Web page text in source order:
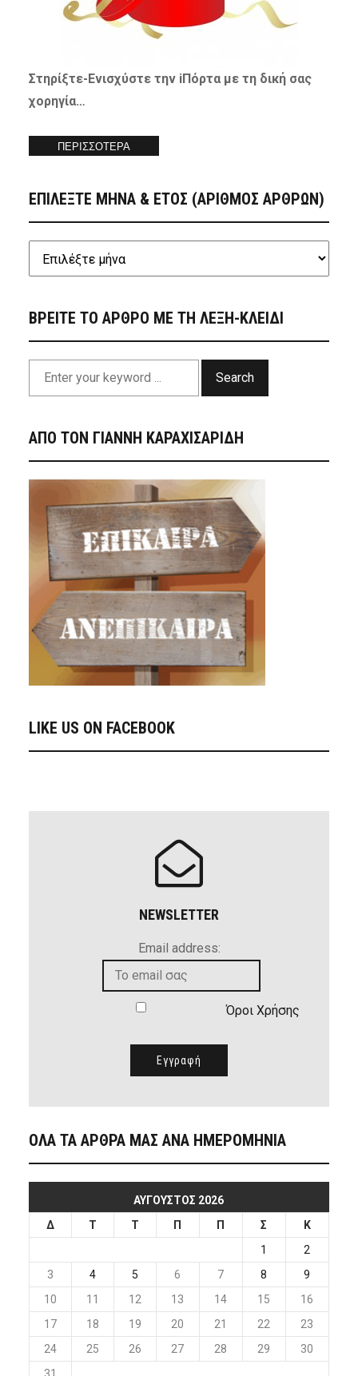
Στηρίξτε-Ενισχύστετην iΠόρτα με τη δική σας
χορηγία…
ΠΕΡΙΣΣΟΤΕΡΑ
ΕΠΙΛΕΞΤΕ ΜΗΝΑ & ΕΤΟΣ (ΑΡΙΘΜΟΣ ΑΡΘΡΩΝ)
ΒΡΕΙΤΕ ΤΟ ΑΡΘΡΟ ΜΕ ΤΗ ΛΕΞΗ-ΚΛΕΙΔΙ
Search
ΑΠΟ ΤΟΝ ΓΙΑΝΝΗ ΚΑΡΑΧΙΣΑΡΙΔΗ
LIKE US ON FACEBOOK
NEWSLETTER
Email address:
Όροι Χρήσης
ΟΛΑ ΤΑ ΑΡΘΡΑ ΜΑΣ ΑΝΑ ΗΜΕΡΟΜΗΝΙΑ
ΑΎΓΟΥΣΤΟΣ 2026
Δ
Τ Τ Π Π Σ
Κ
1
2
3
4 5 6 7 8
9
10
11 12 13 14 15
16
17
18 19 20 21 22
23
24
25 26 27 28 29
30